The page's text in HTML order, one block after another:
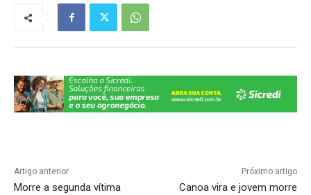
b
o
k
a
m
dI
n
Artigo anterior
Morre a segunda vítima
Próximo artigo
Canoa vira e jovem morre